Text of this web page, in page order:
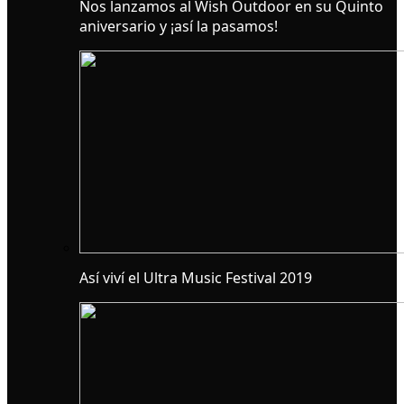
Nos lanzamos al Wish Outdoor en su Quinto
aniversario y ¡así la pasamos!
Así viví el Ultra Music Festival 2019